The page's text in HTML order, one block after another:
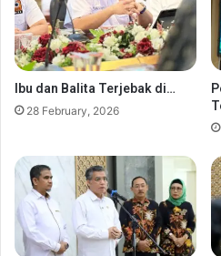
Ibu dan Balita Terjebak di…
28 February, 2026